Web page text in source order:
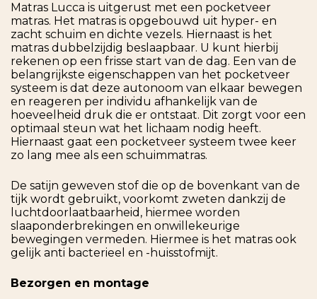
Matras Lucca is uitgerust met een pocketveer
matras. Het matras is opgebouwd uit hyper- en
zacht schuim en dichte vezels. Hiernaast is het
matras dubbelzijdig beslaapbaar. U kunt hierbij
rekenen op een frisse start van de dag. Een van de
belangrijkste eigenschappen van het pocketveer
systeem is dat deze autonoom van elkaar bewegen
en reageren per individu afhankelijk van de
hoeveelheid druk die er ontstaat. Dit zorgt voor een
optimaal steun wat het lichaam nodig heeft.
Hiernaast gaat een pocketveer systeem twee keer
zo lang mee als een schuimmatras.
De satijn geweven stof die op de bovenkant van de
tijk wordt gebruikt, voorkomt zweten dankzij de
luchtdoorlaatbaarheid, hiermee worden
slaaponderbrekingen en onwillekeurige
bewegingen vermeden. Hiermee is het matras ook
gelijk anti bacterieel en -huisstofmijt.
Bezorgen en montage